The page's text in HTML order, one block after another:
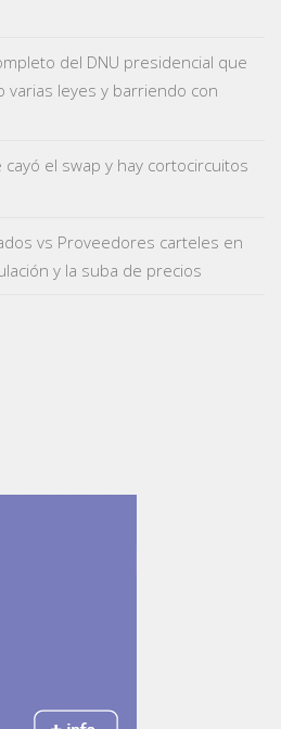
del DNU presidencial que
varias leyes y barriendo con
cayó el swap y hay cortocircuitos
vs Proveedores carteles en
y la suba de precios